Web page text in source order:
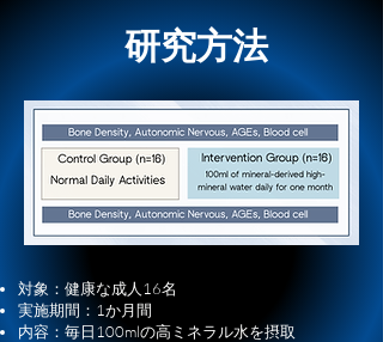
研究方法
対象：健康な成人16名
実施期間：1か月間
内容：毎日100mlの高ミネラル水を摂取